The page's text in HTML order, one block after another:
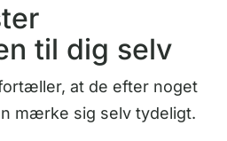
til dig selv
at de efter noget
mærke sig selv tydeligt.